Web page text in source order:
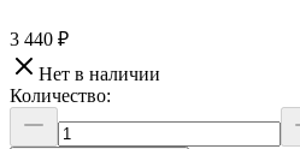
3 440 ₽
Нет в наличии
Количество: